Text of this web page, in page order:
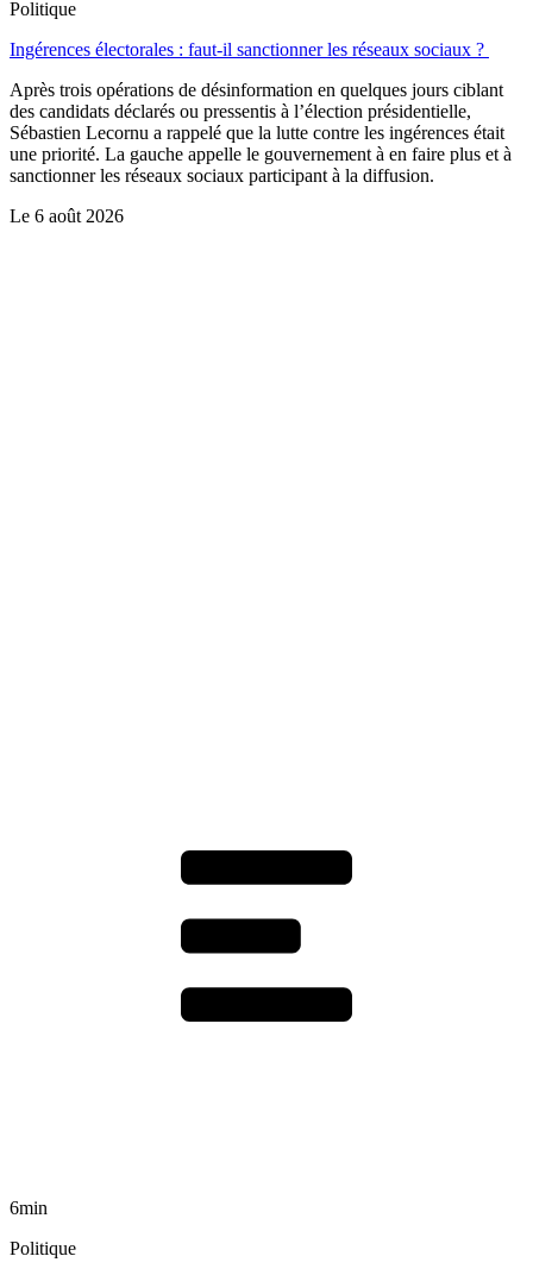
Politique
Ingérences électorales : faut-il sanctionner les réseaux sociaux ?
Après trois opérations de désinformation en quelques jours ciblant
des candidats déclarés ou pressentis à l’élection présidentielle,
Sébastien Lecornu a rappelé que la lutte contre les ingérences était
une priorité. La gauche appelle le gouvernement à en faire plus et à
sanctionner les réseaux sociaux participant à la diffusion.
Le 6 août 2026
6min
Politique